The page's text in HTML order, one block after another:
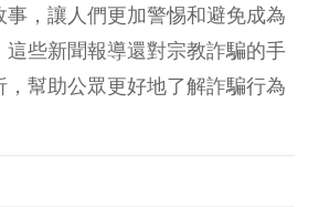
，讓人們更加警惕和避免成為
些新聞報導還對宗教詐騙的手
幫助公眾更好地了解詐騙行為